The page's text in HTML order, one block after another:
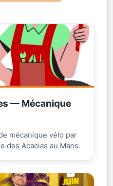
— Mécanique
mécanique vélo par
des Acacias au Mans.